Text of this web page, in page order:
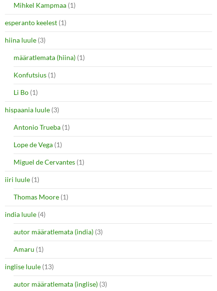
Mihkel Kampmaa (1)
esperanto keelest (1)
hiina luule (3)
määratlemata (hiina) (1)
Konfutsius (1)
Li Bo (1)
hispaania luule (3)
Antonio Trueba (1)
Lope de Vega (1)
Miguel de Cervantes (1)
iiri luule (1)
Thomas Moore (1)
india luule (4)
autor määratlemata (india) (3)
Amaru (1)
inglise luule (13)
autor määratlemata (inglise) (3)